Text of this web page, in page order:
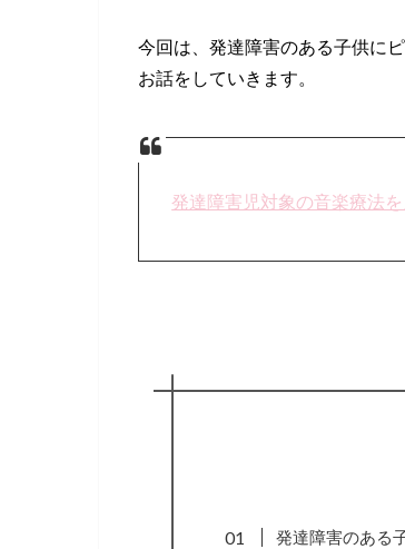
今回は、発達障害のある子供に
お話をしていきます。
発達障害児対象の音楽療法
発達障害のある